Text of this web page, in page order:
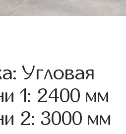
Угловая
1: 2400 мм
2: 3000 мм